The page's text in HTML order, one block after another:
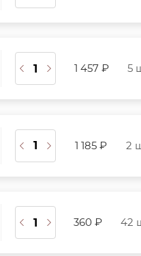
1 457 ₽ 5
1 185 ₽ 2
360 ₽ 42